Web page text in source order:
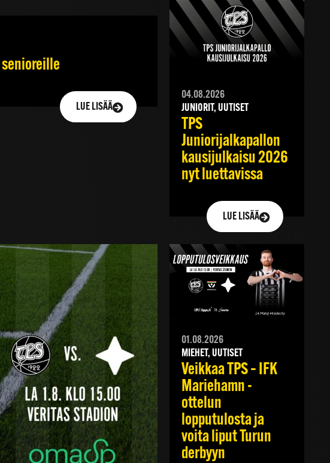
LUE LISÄÄ
04.08.2026
JUNIORIT, UUTISET
TPS
Juniorijalkapallon
kausijulkaisu 2026
nyt luettavissa
LUE LISÄÄ
01.08.2026
MIEHET, UUTISET
Veikkaa TPS – IFK
Mariehamn -
ottelun
lopputulosta ja
voita liput Turun
derbyyn